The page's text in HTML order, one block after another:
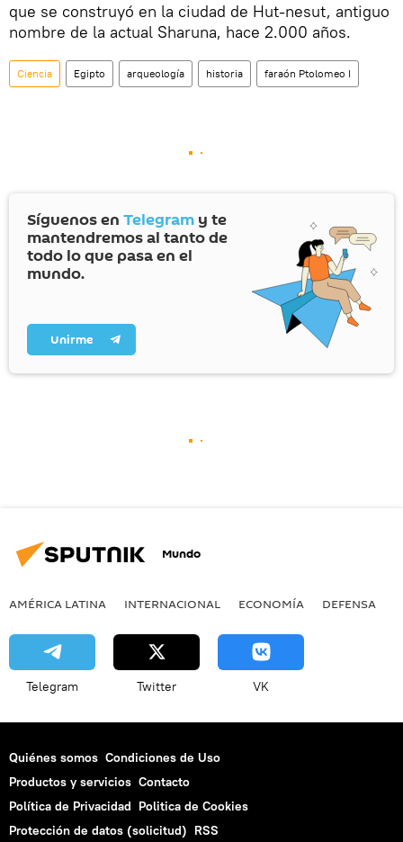
que se construyó en la ciudad de Hut-nesut, antiguo
nombre de la actual Sharuna, hace 2.000 años.
Ciencia Egipto arqueología historia faraón Ptolomeo I
Síguenos en Telegram y te
mantendremos al tanto de
todo lo que pasa en el
mundo.
Unirme
Mundo
AMÉRICA LATINA INTERNACIONAL ECONOMÍA DEFENSA
Telegram Twitter VK
Quiénes somos Condiciones de Uso
Productos y servicios Contacto
Política de Privacidad Politica de Cookies
Protección de datos (solicitud) RSS